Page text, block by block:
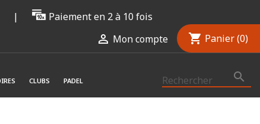
|
Paiement en 2 à 10 fois
 Mon compte shopping_cart Panier (0)

CLUBS PADEL